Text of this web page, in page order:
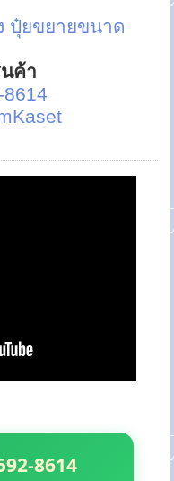
ปุ๋ยขยายขนาด
ค้า
8614
8614